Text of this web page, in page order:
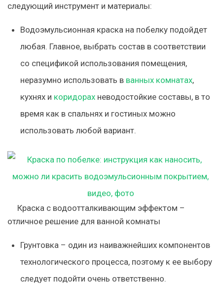
следующий инструмент и материалы:
Водоэмульсионная краска на побелку подойдет
любая. Главное, выбрать состав в соответствии
со спецификой использования помещения,
неразумно использовать в ванных комнатах,
кухнях и коридорахневодостойкие составы, в то
время как в спальнях и гостиных можно
использовать любой вариант.
Краска с водоотталкивающим эффектом –
отличное решение для ванной комнаты
Грунтовка – один из наиважнейших компонентов
технологического процесса, поэтому к ее выбору
следует подойти очень ответственно.